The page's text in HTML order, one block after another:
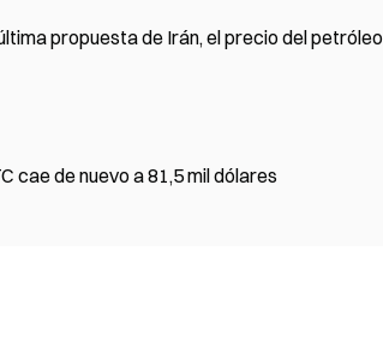
propuesta de Irán, el precio del petróleo
cae de nuevo a 81,5 mil dólares